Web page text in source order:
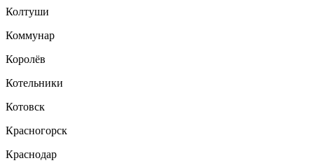
Колтуши
Коммунар
Королёв
Котельники
Котовск
Красногорск
Краснодар